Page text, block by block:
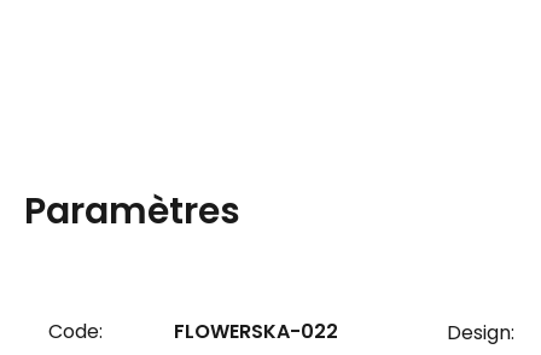
Paramètres
Code: FLOWERSKA-022 Design: